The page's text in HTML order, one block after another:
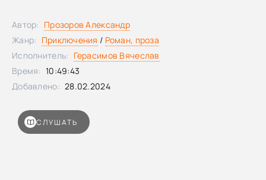
оберегать Соломею в дороге, сразу покорил ее сердце.
Боярин полюбил девушку всей душой, питая надежду
вскорости стать ее мужем. Ведь ясно, как день, что среди
множества знатных красавиц, прибывших ко двору,
затеряться просто, а шанс хотя бы попасть на глаза
Великому князю, ох, как мал! Однако дерзкий поступок
только для нее…
СЛУШАТЬ
Автор: Прозоров Александр
Жанр: Приключения / Роман, проза
Исполнитель: Герасимов Вячеслав
Время: 10:49:43
Добавлено: 28.02.2024